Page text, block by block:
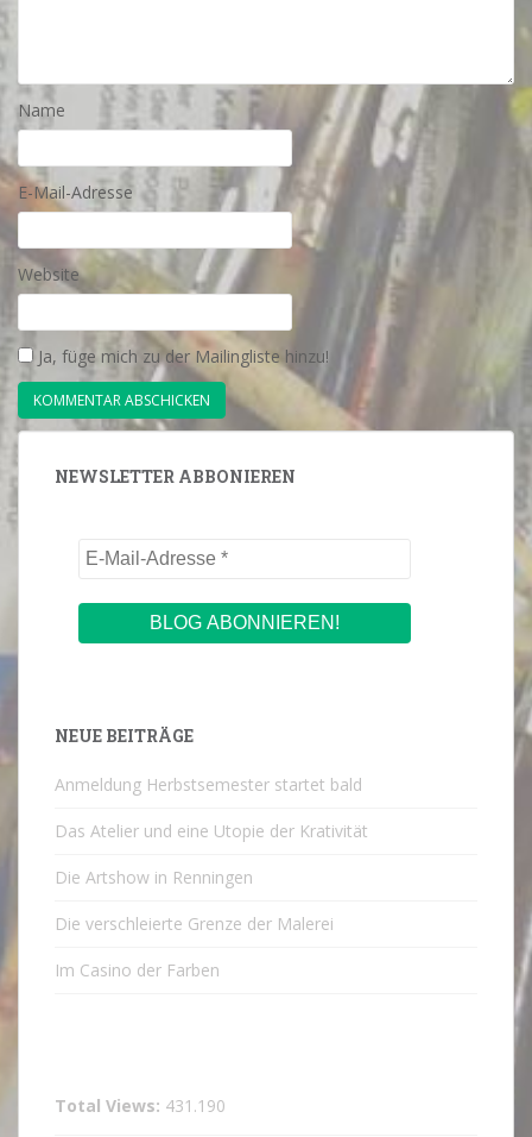
Name
E-Mail-Adresse
Website
Ja, füge mich zu der Mailingliste hinzu!
NEWSLETTER ABBONIEREN
NEUE BEITRÄGE
Anmeldung Herbstsemester startet bald
Das Atelier und eine Utopie der Krativität
Die Artshow in Renningen
Die verschleierte Grenze der Malerei
Im Casino der Farben
Total Views: 431.190